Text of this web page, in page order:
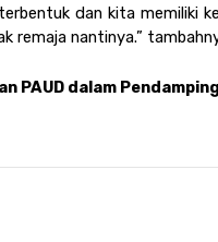
dan kita memiliki
remaja nantinya.”
PAUD dalam